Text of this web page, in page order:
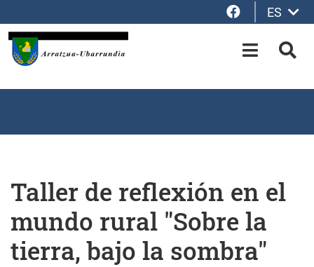
Facebook
ES
OPEN-
Taller de reflexión en el
mundo rural "Sobre la
tierra, bajo la sombra"